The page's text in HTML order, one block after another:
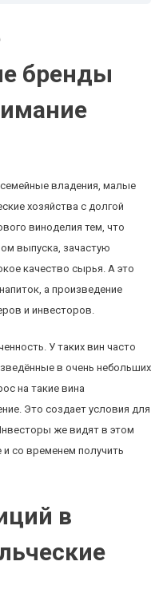
бренды
владения, малые
хозяйства с долгой
виноделия тем, что
выпуска, зачастую
качество сырья. А это
а произведение
и инвесторов.
У таких вин часто
в очень небольших
на такие вина
Это создает условия для
же видят в этом
со временем получить
в